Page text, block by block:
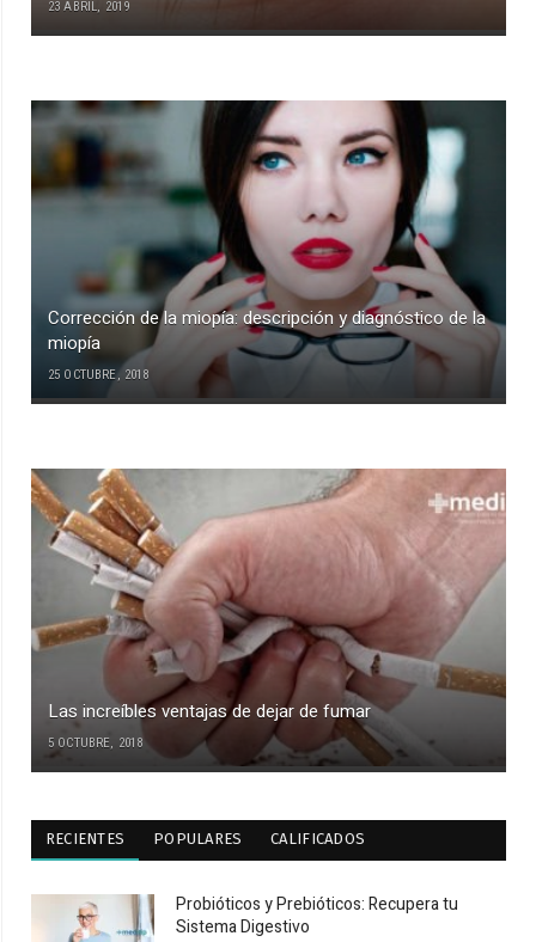
23 ABRIL, 2019
Corrección de la miopía: descripción y diagnóstico de la
miopía
25 OCTUBRE, 2018
Las increíbles ventajas de dejar de fumar
5 OCTUBRE, 2018
RECIENTES POPULARES CALIFICADOS
Probióticos y Prebióticos: Recupera tu
Sistema Digestivo